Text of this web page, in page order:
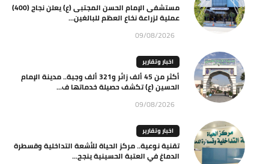
مستشفى الإمام الحسن المجتبى (ع) يعلن نجاح (400)
عملية لزراعة نخاع العظم للبالغين...
09/08/2026
اخبار وتقارير
أكثر من 45 ألف زائر و321 ألف وجبة.. مدينة الإمام
الحسين (ع) تكشف حصيلة خدماتها ف...
09/08/2026
اخبار وتقارير
تقنية نوعية.. مركز الحياة للأشعة التداخلية وقسطرة
الدماغ في العتبة الحسينية ينجح...